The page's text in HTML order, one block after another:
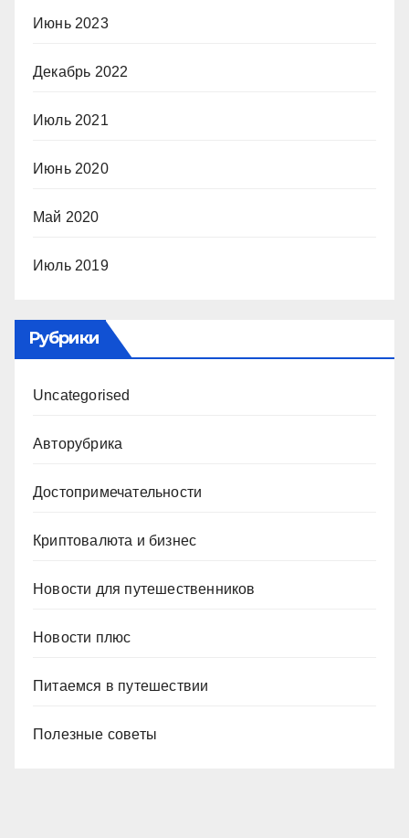
Июнь 2023
Декабрь 2022
Июль 2021
Июнь 2020
Май 2020
Июль 2019
Рубрики
Uncategorised
Авторубрика
Достопримечательности
Криптовалюта и бизнес
Новости для путешественников
Новости плюс
Питаемся в путешествии
Полезные советы